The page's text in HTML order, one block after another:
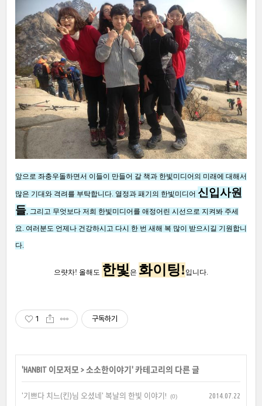
앞으로 좌충우돌하면서 이들이 만들어 갈 책과 한빛미디어의 미래에 대해서
많은 기대와 격려를 부탁합니다 열정과 패기의 한빛미디어 신입사원
들 그리고 무엇보다 저희 한빛미디어를 애정어린 시선으로 지켜봐 주세
요 여러분도 언제나 건강하시고 다시 한 번 새해 복 많이 받으시길 기원합니
다
으럇차! 올해도 한빛 은 화이 팅! 입니다.
1 구독하기
'HANBIT 이모저모 > 소소한이야기' 카테고리의 다른 글
'기쁘다 치느(킨)님 오셨네' 복날의 한빛 이야기! (0)
2014.07.22